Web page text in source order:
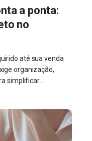
a ponta:
no
até sua venda
organização,
simplificar...